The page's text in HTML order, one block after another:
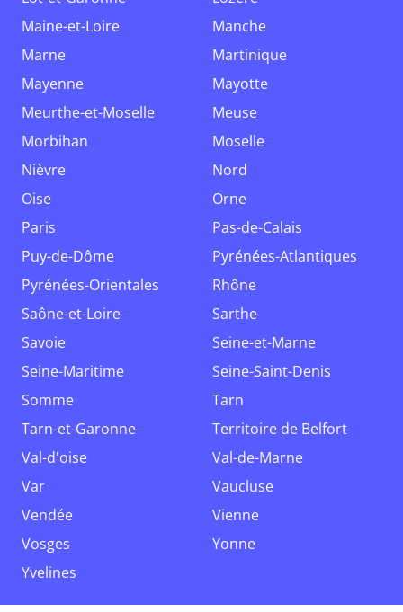
Maine-et-Loire
Manche
Marne
Martinique
Mayenne
Mayotte
Meurthe-et-Moselle
Meuse
Morbihan
Moselle
Nièvre
Nord
Oise
Orne
Paris
Pas-de-Calais
Puy-de-Dôme
Pyrénées-Atlantiques
Pyrénées-Orientales
Rhône
Saône-et-Loire
Sarthe
Savoie
Seine-et-Marne
Seine-Maritime
Seine-Saint-Denis
Somme
Tarn
Tarn-et-Garonne
Territoire de Belfort
Val-d'oise
Val-de-Marne
Var
Vaucluse
Vendée
Vienne
Vosges
Yonne
Yvelines